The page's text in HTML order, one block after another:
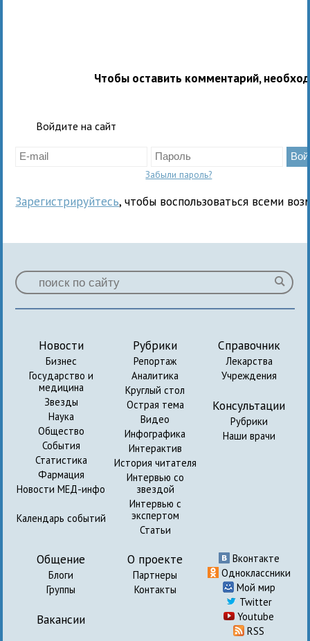
Чтобы оставить комментарий,
Войдите на сайт
Забыли пароль?
Зарегистрируйтесь, чтобы воспользоваться всеми
Новости
Бизнес
Государство и
медицина
Звезды
Наука
Общество
События
Статистика
Фармация
Новости МЕД-инфо
Календарь событий
Рубрики
Репортаж
Аналитика
Круглый стол
Острая тема
Видео
Инфографика
Интерактив
История читателя
Интервью со
звездой
Интервью с
экспертом
Статьи
Справочник
Лекарства
Учреждения
Консультации
Рубрики
Наши врачи
Общение
Блоги
Группы
Вакансии
О проекте
Партнеры
Контакты
Вконтакте
Одноклассники
Мой мир
Twitter
Youtube
RSS